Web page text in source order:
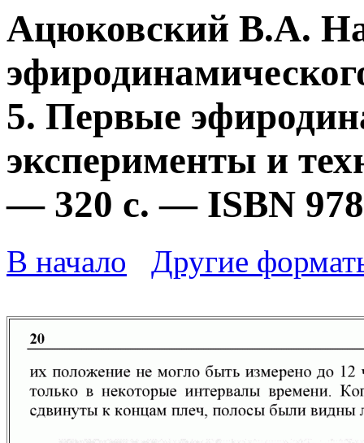
Ацюковский В.А.
5. Первые
эксперименты и
— 320 с. — ISBN
В начало Другие